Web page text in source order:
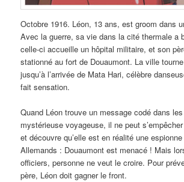
Octobre 1916. Léon, 13 ans, est groom dans
Avec la guerre, sa vie dans la cité thermale a
celle-ci accueille un hôpital militaire, et son
stationné au fort de Douaumont. La ville
jusqu’à l’arrivée de Mata Hari, célèbre
fait sensation.
Quand Léon trouve un message codé dans
mystérieuse voyageuse, il ne peut
et découvre qu’elle est en réalité une
Allemands : Douaumont est menacé ! Mais
officiers, personne ne veut le croire. Pour
père, Léon doit gagner le front.